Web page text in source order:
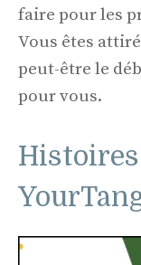
faire pour les
Vous êtes
peut-être le
pour vous.